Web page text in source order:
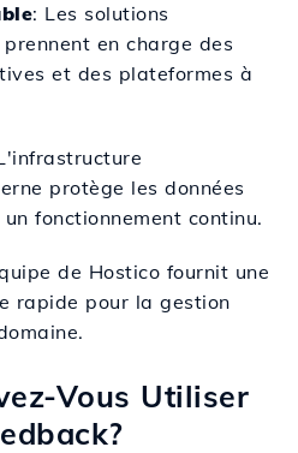
: Les solutions
en charge des
et des plateformes à
protège les données
fonctionnement continu.
de Hostico fournit une
rapide pour la gestion
Vous Utiliser